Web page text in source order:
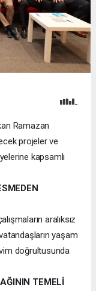
Ramazan
projeler ve
kapsamlı
aralıksız
yaşam
doğrultusunda
TEMELİ